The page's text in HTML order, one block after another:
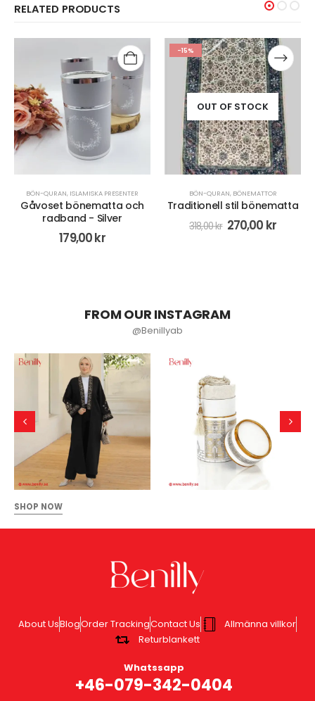
RELATED PRODUCTS
OUT OF STOCK
BÖN-QURAN,BÖNEMATTOR
Traditionell stil bönematta
270,00kr
-20%
BÖN-QURAN,BÖNEKLÄDER
Tvådelade-set bönekläder
för kvinnor - Blå
FROM OUR INSTAGRAM
@Benillyab
SHOP NOW
About UsBlogOrder TrackingContact Us
Allmänna villkor
Returblankett
Whatssapp
+46-079-342-0404